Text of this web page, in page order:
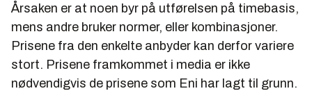
Resultat etter skatt 2 331 1 513
Utbytte 2,60 per aksje, ca 30 prosent av
Årsaken er at noen byr på utførelsen på timebasis,
mens andre bruker normer, eller kombinasjoner.
Prisene fra den enkelte anbyder kan derfor variere
stort. Prisene framkommet i media er ikke
nødvendigvis de prisene som Eni har lagt til grunn.